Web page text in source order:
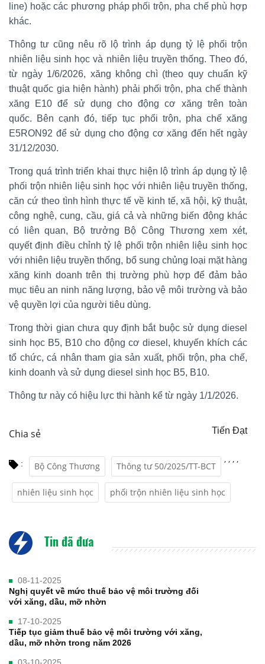
line) hoặc các phương pháp phối trộn, pha chế phù hợp
khác.
Thông tư cũng nêu rõ lộ trình áp dụng tỷ lệ phối trộn
nhiên liệu sinh học và nhiên liệu truyền thống. Theo đó,
từ ngày 1/6/2026, xăng không chì (theo quy chuẩn kỹ
thuật quốc gia hiện hành) phải phối trộn, pha chế thành
xăng E10 để sử dụng cho động cơ xăng trên toàn
quốc. Bên cạnh đó, tiếp tục phối trộn, pha chế xăng
E5RON92 để sử dụng cho động cơ xăng đến hết ngày
31/12/2030.
Trong quá trình triển khai thực hiện lộ trình áp dụng tỷ lệ
phối trộn nhiên liệu sinh học với nhiên liệu truyền thống,
căn cứ theo tình hình thực tế về kinh tế, xã hội, kỹ thuật,
công nghệ, cung, cầu, giá cả và những biến động khác
có liên quan, Bộ trưởng Bộ Công Thương xem xét,
quyết định điều chỉnh tỷ lệ phối trộn nhiên liệu sinh học
với nhiên liệu truyền thống, bổ sung chủng loại mặt hàng
xăng kinh doanh trên thị trường phù hợp để đảm bảo
mục tiêu an ninh năng lượng, bảo vệ môi trường và bảo
vệ quyền lợi của người tiêu dùng.
Trong thời gian chưa quy định bắt buộc sử dụng diesel
sinh học B5, B10 cho động cơ diesel, khuyến khích các
tổ chức, cá nhân tham gia sản xuất, phối trộn, pha chế,
kinh doanh và sử dụng diesel sinh học B5, B10.
Thông tư này có hiệu lực thi hành kể từ ngày 1/1/2026.
Tiến Đạt
Chia sẻ
: Bộ Công Thương
,
Thông tư 50/2025/TT-BCT
,
nhiên liệu sinh học
,
phối trộn nhiên liệu sinh học
,
Tin đã đưa
08-11-2025
Nghị quyết về mức thuế bảo vệ môi trường đối
với xăng, dầu, mỡ nhờn
17-10-2025
Tiếp tục giảm thuế bảo vệ môi trường với xăng,
dầu, mỡ nhờn trong năm 2026